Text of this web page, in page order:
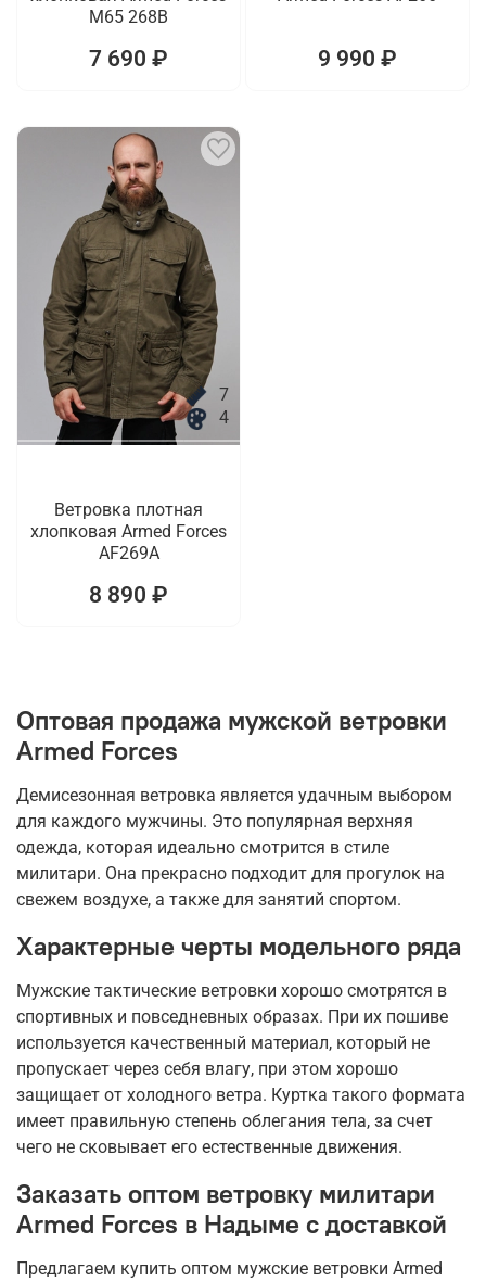
M65 268B
7 690 ₽ 9 990 ₽
7
4
Ветровка плотная
хлопковая Armed Forces
AF269A
8 890 ₽
Оптовая продажа мужской ветровки
Armed Forces
Демисезонная ветровка является удачным выбором
для каждого мужчины. Это популярная верхняя
одежда, которая идеально смотрится в стиле
милитари. Она прекрасно подходит для прогулок на
свежем воздухе, а также для занятий спортом.
Характерные черты модельного ряда
Мужские тактические ветровки хорошо смотрятся в
спортивных и повседневных образах. При их пошиве
используется качественный материал, который не
пропускает через себя влагу, при этом хорошо
защищает от холодного ветра. Куртка такого формата
имеет правильную степень облегания тела, за счет
чего не сковывает его естественные движения.
Заказать оптом ветровку милитари
Armed Forces в Надыме с доставкой
Предлагаем купить оптом мужские ветровки Armed